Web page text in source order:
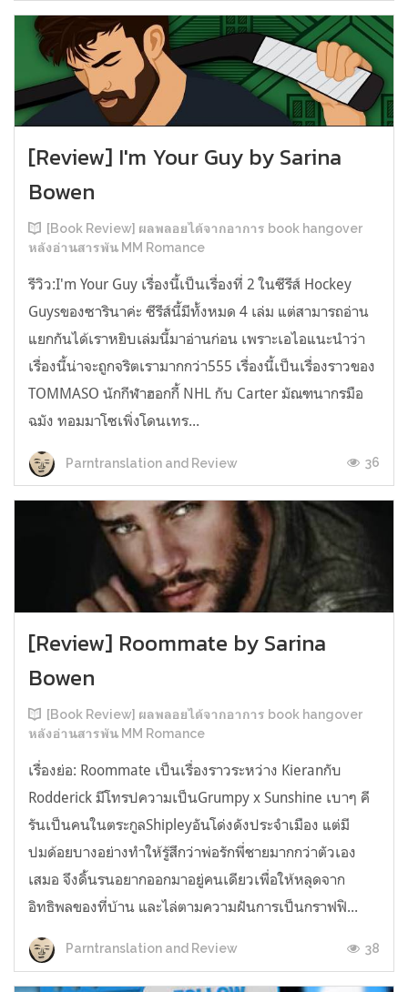
[Review] I'm Your Guy by Sarina
Bowen
[Book Review] ผลพลอยได้จากอาการ book hangover
หลังอ่านสารพัน MM Romance
รีวิว:I'm Your Guy เรื่องนี้เป็นเรื่องที่ 2 ในซีรีส์ Hockey
Guysของซารินาค่ะ ซีรีส์นี้มีทั้งหมด 4 เล่ม แต่สามารถอ่าน
แยกกันได้เราหยิบเล่มนี้มาอ่านก่อน เพราะเอไอแนะนำว่า
เรื่องนี้น่าจะถูกจริตเรามากกว่า555 เรื่องนี้เป็นเรื่องราวของ
TOMMASO นักกีฬาฮอกกี้ NHL กับ Carter มัณฑนากรมือ
ฉมัง ทอมมาโซเพิ่งโดนเทร...
Parntranslation and Review 36
[Review] Roommate by Sarina
Bowen
[Book Review] ผลพลอยได้จากอาการ book hangover
หลังอ่านสารพัน MM Romance
เรื่องย่อ: Roommate เป็นเรื่องราวระหว่าง Kieranกับ
Rodderick มีโทรปความเป็นGrumpy x Sunshine เบาๆ คี
รันเป็นคนในตระกูลShipleyอันโด่งดังประจำเมือง แต่มี
ปมด้อยบางอย่างทำให้รู้สึกว่าพ่อรักพี่ชายมากกว่าตัวเอง
เสมอ จึงดิ้นรนอยากออกมาอยู่คนเดียวเพื่อให้หลุดจาก
อิทธิพลของที่บ้าน และไล่ตามความฝันการเป็นกราฟฟิ...
Parntranslation and Review 38